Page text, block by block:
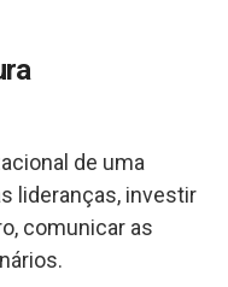
de uma
lideranças, investir
comunicar as